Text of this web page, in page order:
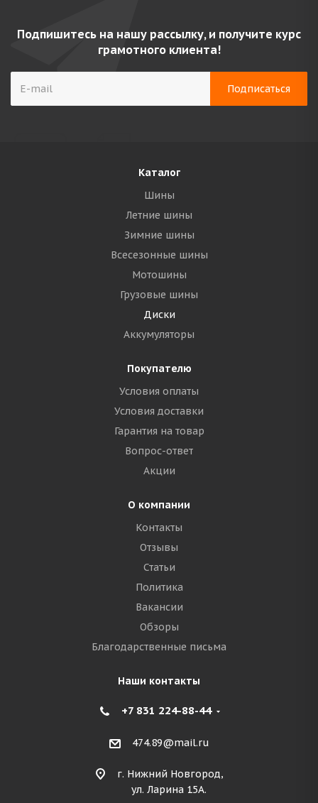
Подпишитесь на нашу рассылку, и получите курс
грамотного клиента!
Каталог
Шины
Летние шины
Зимние шины
Всесезонные шины
Мотошины
Грузовые шины
Диски
Аккумуляторы
Покупателю
Условия оплаты
Условия доставки
Гарантия на товар
Вопрос-ответ
Акции
О компании
Контакты
Отзывы
Статьи
Политика
Вакансии
Обзоры
Благодарственные письма
Наши контакты
+7 831 224-88-44
474.89@mail.ru
г. Нижний Новгород,
ул. Ларина 15А.